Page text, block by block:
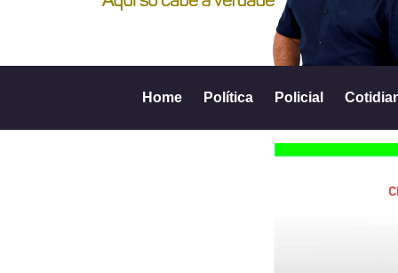
Home Política Policial